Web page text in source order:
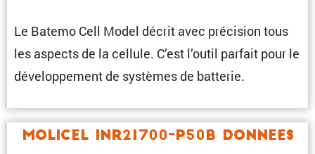
Le Batemo Cell Model décrit avec préci­sion tous
les aspects de la cellule. C’est l’outil parfait pour le
dévelop­pe­ment de systèmes de batterie.
Molicel INR21700-P50B Donnees